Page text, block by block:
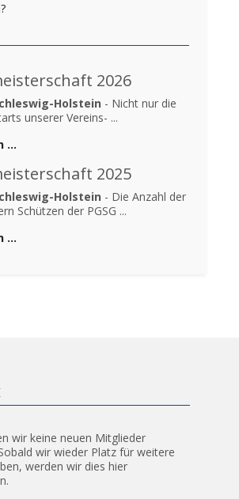
2026
Holstein - Nicht nur die
unserer Vereins- ...
…
2025
Holstein - Die Anzahl der
Schützen der PGSG ...
…
wir keine neuen Mitglieder
wir wieder Platz für weitere
werden wir dies hier